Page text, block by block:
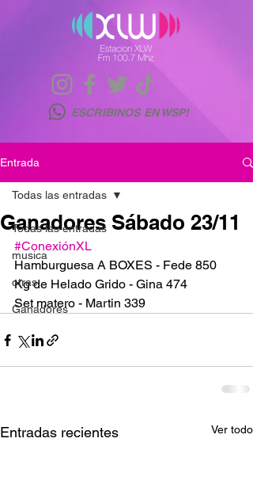
ESCRIBINOS EN WSP!
Entrada
Todas las entradas
musica
otras
Ganadores
Todas las entradas
Ganadores Sábado 23/11
#ConexiónXL
Hamburguesa A BOXES - Fede 850
Kg de Helado Grido - Gina 474
Set matero - Martin 339
Entradas recientes Ver todo